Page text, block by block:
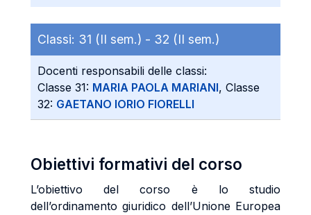
Classi: 31 (II sem.) - 32 (II sem.)
Docenti responsabili delle classi:
Classe 31: MARIA PAOLA MARIANI, Classe
32: GAETANO IORIO FIORELLI
Obiettivi formativi del corso
L’obiettivo del corso è lo studio
dell’ordinamento giuridico dell’Unione Europea